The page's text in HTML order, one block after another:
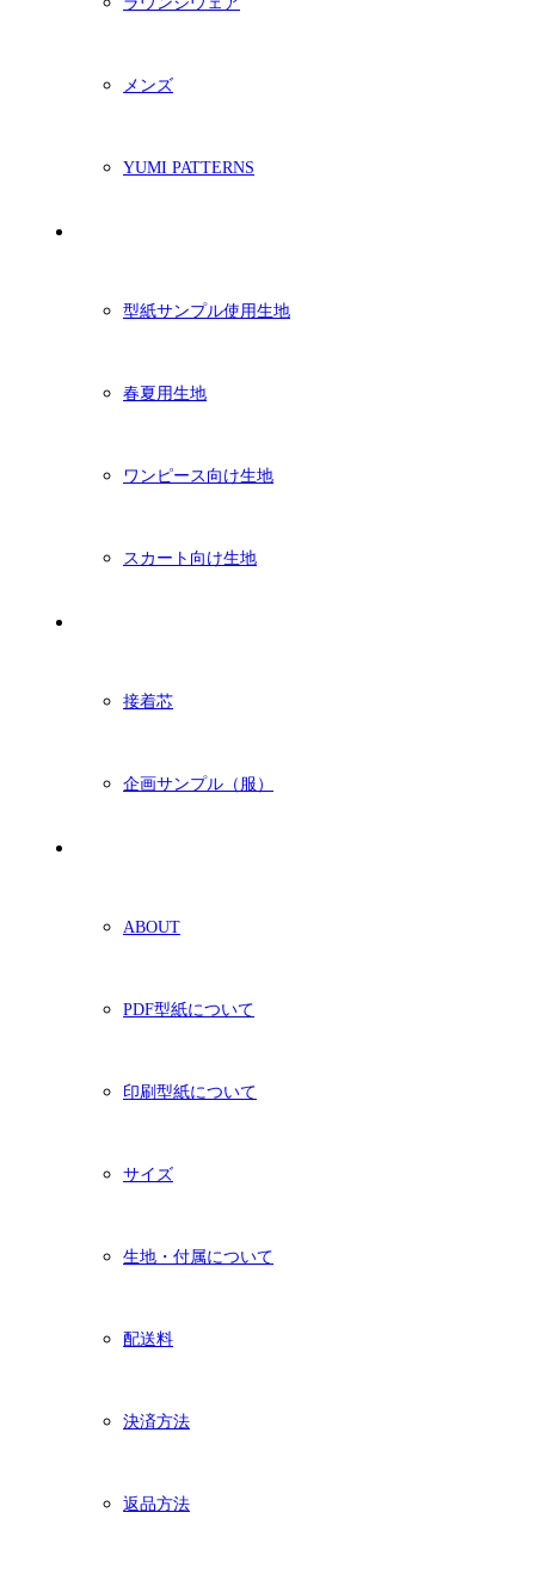
メンズ
YUMI PATTERNS
型紙サンプル使用生地
春夏用生地
ワンピース向け生地
スカート向け生地
接着芯
企画サンプル（服）
ABOUT
PDF型紙について
印刷型紙について
サイズ
生地・付属について
配送料
決済方法
返品方法